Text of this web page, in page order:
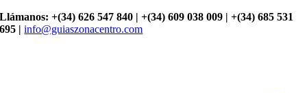
Saltar
al
Llámanos: +(34) 626 547 840 | +(34) 609 038 009 | +(34) 685 531
695 | info@guiaszonacentro.com